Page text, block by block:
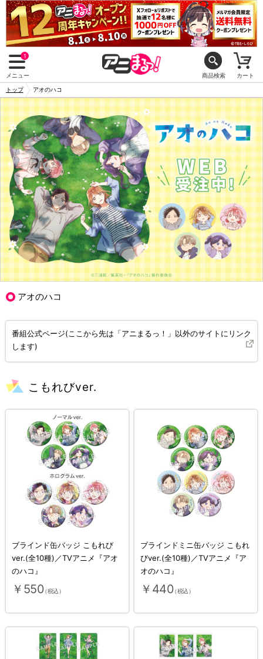
1
メニュー 商品検索 カート
トップ アオのハコ
アオのハコ
番組公式ページ(ここから先は「アニまるっ！」以外のサイトにリンク
します)
こもれびver.
ブラインド缶バッジ こもれび
ver.(全10種)／TVアニメ『アオ
のハコ』
￥550（税込）
ブラインドミニ缶バッジ こもれ
びver.(全10種)／TVアニメ『ア
オのハコ』
￥440（税込）